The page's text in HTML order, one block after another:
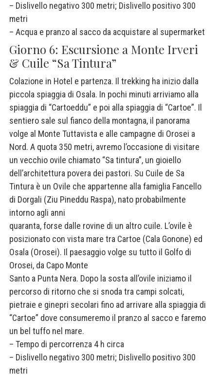
– Dislivello negativo 300 metri; Dislivello positivo 300
metri
– Acqua e pranzo al sacco da acquistare al supermarket
Giorno 6: Escursione a Monte Irveri
& Cuile “Sa Tintura”
Colazione in Hotel e partenza. Il trekking ha inizio dalla
piccola spiaggia di Osala. In pochi minuti arriviamo alla
spiaggia di “Cartoeddu” e poi alla spiaggia di “Cartoe”. Il
sentiero sale sul fianco della montagna, il panorama
volge al Monte Tuttavista e alle campagne di Orosei a
Nord. A quota 350 metri, avremo l’occasione di visitare
un vecchio ovile chiamato “Sa tintura”, un gioiello
dell’architettura povera dei pastori. Su Cuile de Sa
Tintura è un Ovile che appartenne alla famiglia Fancello
di Dorgali (Ziu Pineddu Raspa), nato probabilmente
intorno agli anni
quaranta, forse dalle rovine di un altro cuile. L’ovile è
posizionato con vista mare tra Cartoe (Cala Gonone) ed
Osala (Orosei). Il paesaggio volge su tutto il Golfo di
Orosei, da Capo Monte
Santo a Punta Nera. Dopo la sosta all’ovile iniziamo il
percorso di ritorno che si snoda tra campi solcati,
pietraie e ginepri secolari fino ad arrivare alla spiaggia di
“Cartoe” dove consumeremo il pranzo al sacco e faremo
un bel tuffo nel mare.
– Tempo di percorrenza 4 h circa
– Dislivello negativo 300 metri; Dislivello positivo 300
metri